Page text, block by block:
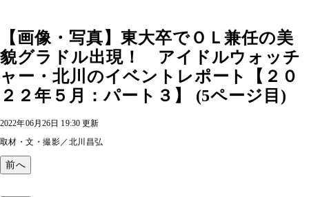
【画像・写真】東大卒でＯＬ兼任の美
貌グラドル出現！ アイドルウォッチ
ャー・北川のイベントレポート【２０
２２年５月：パート３】 (5ページ目)
2022年06月26日 19:30 更新
取材・文・撮影／北川昌弘
前へ